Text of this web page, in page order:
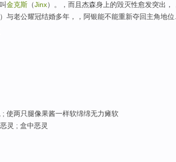
金克斯 （Jinx）。，而且杰森身上的毁灭性愈发突出，
与老公耀冠结婚多年，，阿银能不能重新夺回主角地位
; 使两只腿像果酱一样软绵绵无力瘫软
灵 ; 盒中恶灵